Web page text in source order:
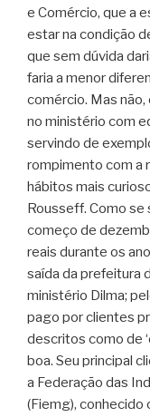
e Comércio, que a
estar na condição
que sem dúvida
faria a menor
comércio. Mas
no ministério com
servindo de
rompimento com a
hábitos mais
Rousseff. Como se
começo de
reais durante os
saída da prefeitura
ministério Dilma;
pago por clientes
descritos como de
boa. Seu principal
a Federação das
(Fiemg),